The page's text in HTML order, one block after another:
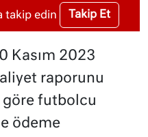
takip edin Takip Et
Kasım 2023
raporunu
göre futbolcu
ödeme